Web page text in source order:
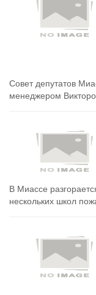
Совет депутатов
менеджером
В Миассе
нескольких школ